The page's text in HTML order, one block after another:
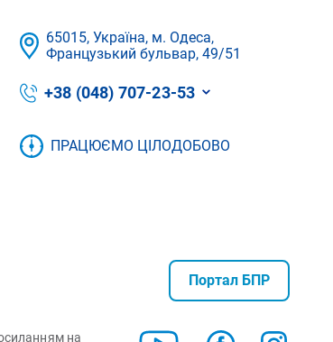
65015, Україна, м. Одеса,
Французький бульвар, 49/51
+38 (048) 707-23-53
ПРАЦЮЄМО ЦІЛОДОБОВО
Портал БПР
на